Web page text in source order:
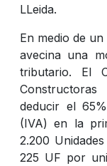
LLeida.
En medio de
avecina una
tributario. El
deducir el
(IVA) en la
2.200
225 UF por